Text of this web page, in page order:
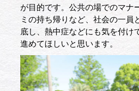
が目的です。公共の場でのマナ
ミの持ち帰りなど、社会の一員
底し、熱中症などにも気を付け
進めてほしいと思います。